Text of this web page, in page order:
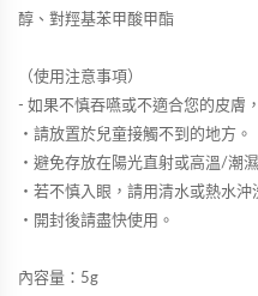
醇、對羥基苯甲酸甲酯
（使用注意事項）
- 如果不慎吞嚥或不適合您的皮膚
・請放置於兒童接觸不到的地方。
・避免存放在陽光直射或高溫/潮
・若不慎入眼，請用清水或熱水沖
・開封後請盡快使用。
內容量：5g